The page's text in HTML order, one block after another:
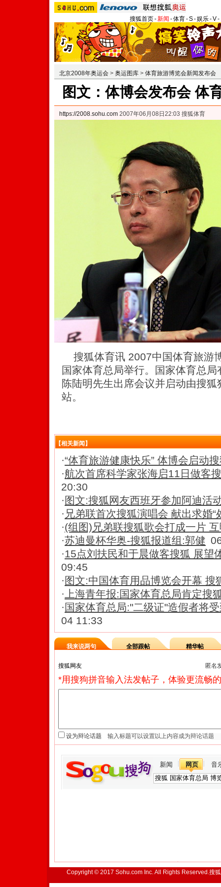
搜狐首页-新闻 -体育-S-娱乐-V-
北京2008年奥运会 > 奥运图库 > 体育旅游博览会新闻发布会
图文：体博会发布会 体
https://2008.sohu.com 2007年06月08日22:03 搜狐体育
搜狐体育讯 2007中国体育旅游
国家体育总局举行。国家体育总
陈陆明先生出席会议并启动由搜
站。
【相关新闻】
·“体育旅游健康快乐” 体博会启动
·航次首席科学家张海启11日做客
20:30
· 图文:搜狐网友西班牙参加阿迪活
· 兄弟联首次搜狐演唱会 献出求婚“
·(组图)兄弟联搜狐歌会打成一片
·苏迪曼杯华奥-搜狐报道组:郭健
·15点刘扶民和于晨做客搜狐 展望
09:45
· 图文:中国体育用品博览会开幕 搜
· 上海青年报:国家体育总局肯定搜
· 国家体育总局:"二级证"造假者将
04 11:33
我来说两句 全部跟帖 精华帖
匿名
*用搜狗拼音输入法发帖子，体验更流畅
设为辩论话题
新闻 网页 音
Copyright © 2017 Sohu.com Inc. All Rights Reserved.搜